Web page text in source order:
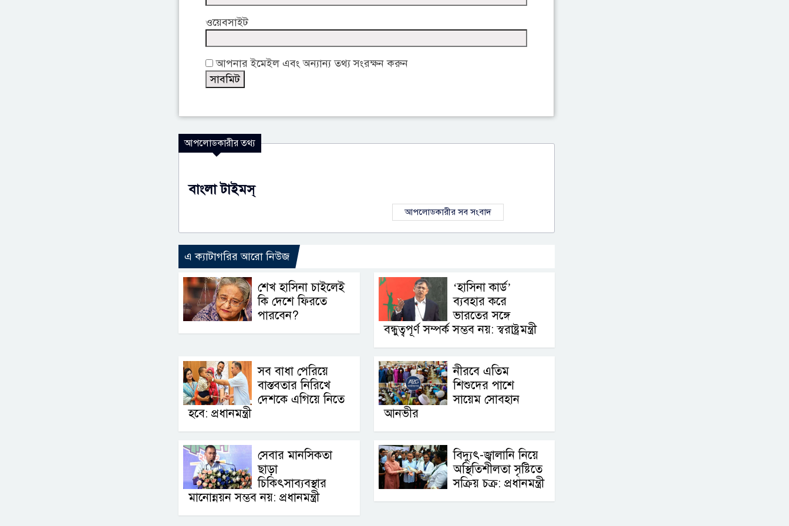
ওয়েবসাইট
আপনার ইমেইল এবং অন্যান্য তথ্য সংরক্ষন করুন
আপলোডকারীর তথ্য
বাংলা টাইমস্
আপলোডকারীর সব সংবাদ
এ ক্যাটাগরির আরো নিউজ
শেখ হাসিনা চাইলেই
কি দেশে ফিরতে
পারবেন?
‘হাসিনা কার্ড’
ব্যবহার করে
ভারতের সঙ্গে
বন্ধুত্বপূর্ণ সম্পর্ক সম্ভব নয়: স্বরাষ্ট্রমন্ত্রী
সব বাধা পেরিয়ে
বাস্তবতার নিরিখে
দেশকে এগিয়ে নিতে
হবে: প্রধানমন্ত্রী
নীরবে এতিম
শিশুদের পাশে
সায়েম সোবহান
আনভীর
সেবার মানসিকতা
ছাড়া
চিকিৎসাব্যবস্থার
মানোন্নয়ন সম্ভব নয়: প্রধানমন্ত্রী
বিদ্যুৎ-জ্বালানি নিয়ে
অস্থিতিশীলতা সৃষ্টিতে
সক্রিয় চক্র: প্রধানমন্ত্রী